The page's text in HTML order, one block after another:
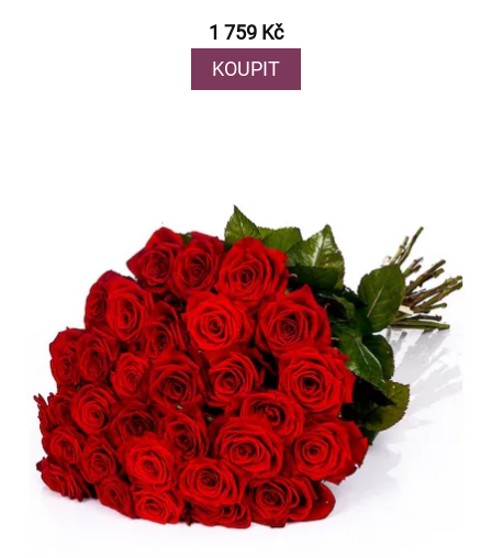
1 759 Kč
KOUPIT